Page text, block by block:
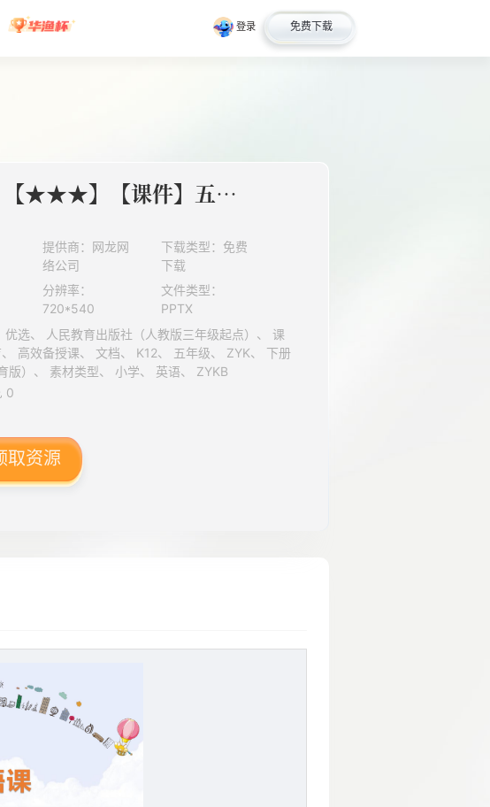
登录 免费下载
【★★★】【课件】五年级下册英语人教版三年级起点Unit 3
提供商：网龙网
络公司
下载类型：免费
下载
分辨率：
720*540
文件类型：
PPTX
（PEP义务教育版）、 素材类型、 小学、 英语、 ZYKB
0
取资源